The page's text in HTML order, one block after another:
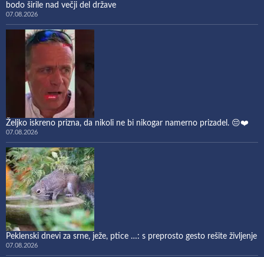
bodo širile nad večji del države
07.08.2026
Željko iskreno prizna, da nikoli ne bi nikogar namerno prizadel. 😔❤️
07.08.2026
Peklenski dnevi za srne, ježe, ptice …: s preprosto gesto rešite življenje
07.08.2026